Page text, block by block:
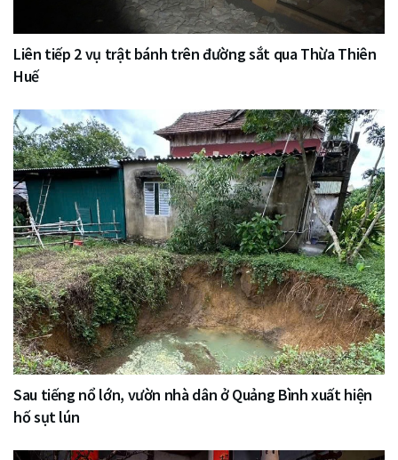
Liên tiếp 2 vụ trật bánh trên đường sắt qua Thừa Thiên
Huế
Sau tiếng nổ lớn, vườn nhà dân ở Quảng Bình xuất hiện
hố sụt lún